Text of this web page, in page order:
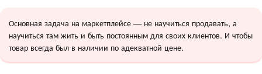
Основная задача на маркетплейсе — не научиться продавать, а
научиться там жить и быть постоянным для своих клиентов. И чтобы
товар всегда был в наличии по адекватной цене.